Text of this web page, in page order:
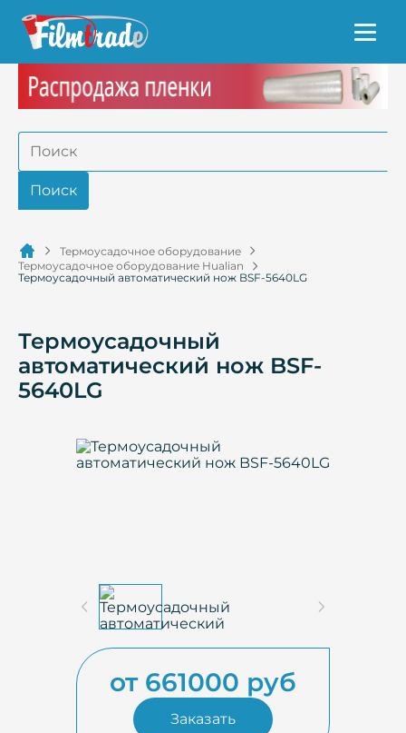
Термоусадочное оборудование
Термоусадочное оборудование Hualian
Термоусадочный автоматический нож BSF-5640LG
Термоусадочный
автоматический нож BSF-
5640LG
от 661000 руб
Заказать